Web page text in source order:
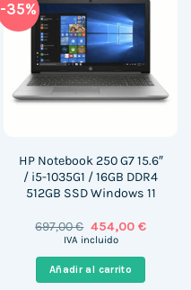
-35%
HP Notebook 250 G7 15.6″
/ i5-1035G1 / 16GB DDR4
512GB SSD Windows 11
697,00€ El
precio
era:
697,00 €.
454,00 €El
es:
IVA incluido
Añadir al carrito